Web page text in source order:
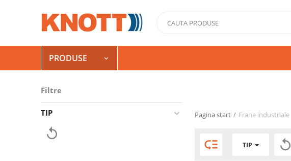
PRODUSE 
Filtre
TIP

Pagina start / Frane industriale
 TIP 